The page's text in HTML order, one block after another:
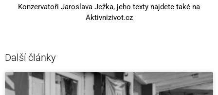
Konzervatoři Jaroslava Ježka, jeho texty najdete také na
Aktivnizivot.cz
Další články